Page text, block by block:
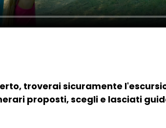
troverai sicuramente
proposti, scegli e lasciati